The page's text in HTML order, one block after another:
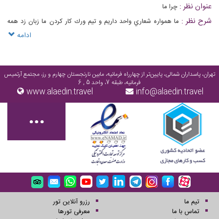
عنوان نظر : چرا ما
شرح نظر : ما همواره شعاري واحد داريم و تيم ورك كار كردن ما زبان زد همه
ادامه
تهران، پاسداران شمالی، پایین‌تر از چهارراه فرمانیه، مابین نارنجستان چهارم و رز، مجتمع آرتمیس
فرمانیه، طبقه 7، واحد 5 , 6
info@alaedin.travel
www.alaedin.travel
تیم ما
تماس با ما
رزرو آنلاین تور
معرفی تورها